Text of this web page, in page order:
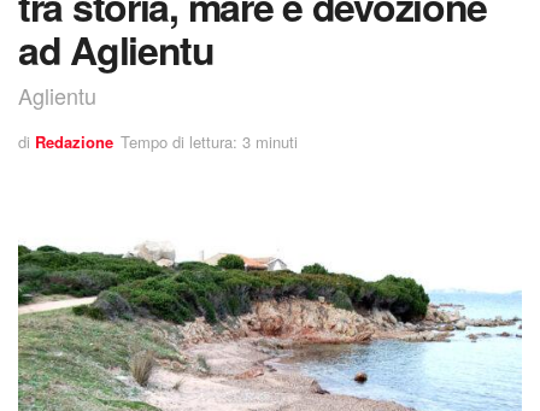
ad Aglientu
Aglientu
di Redazione Tempo di lettura: 3 minuti